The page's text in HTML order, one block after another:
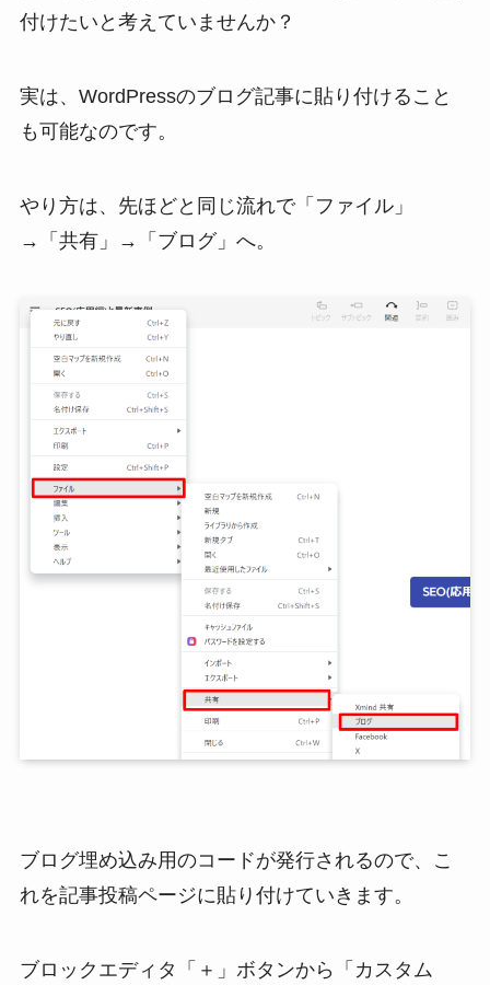
付けたいと考えていませんか？
実は、WordPressのブログ記事に貼り付けること
も可能なのです。
やり方は、先ほどと同じ流れで「ファイル」
→「共有」→「ブログ」へ。
ブログ埋め込み用のコードが発行されるので、こ
れを記事投稿ページに貼り付けていきます。
ブロックエディタ「＋」ボタンから「カスタム